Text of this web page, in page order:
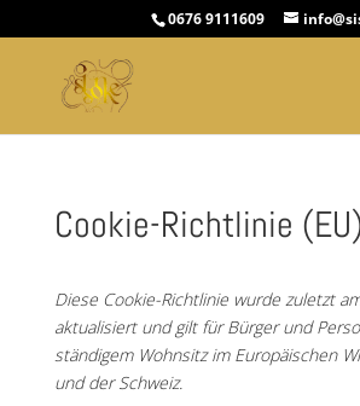
0676 9111609
Cookie-Richtlinie
Diese Cookie-Richtlinie wurde zuletzt
aktualisiert und gilt für Bürger und
ständigem Wohnsitz im Europäischen
und der Schweiz.